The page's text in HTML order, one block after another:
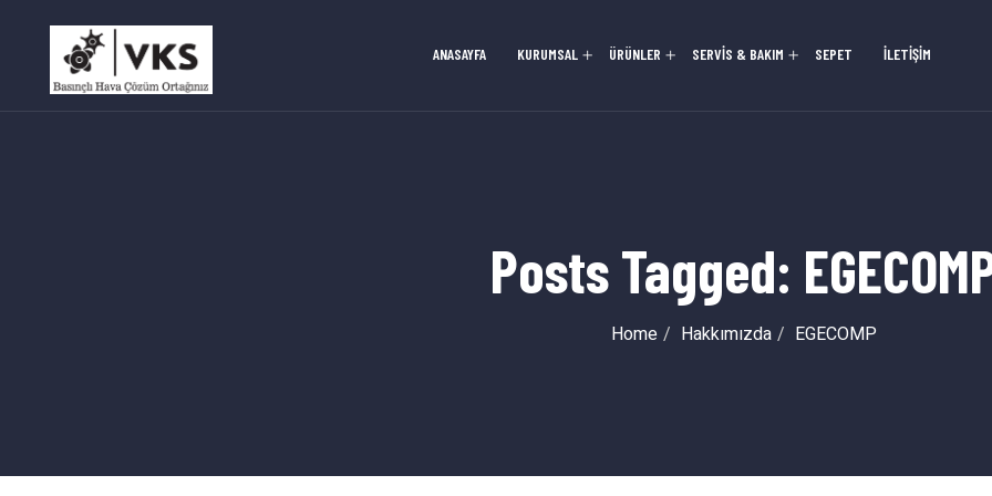
ANASAYFA KURUMSAL ÜRÜNLER SERVİS & BAKIM SEPET İLETİŞİM
Posts Tagged:
Home Hakkımızda EGECOMP